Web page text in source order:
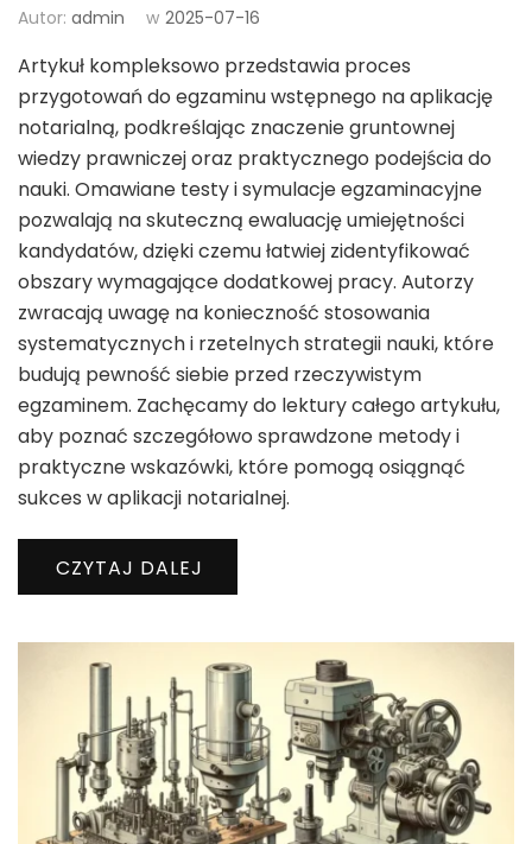
Autor: admin w 2025-07-16
Artykuł kompleksowo przedstawia proces
przygotowań do egzaminu wstępnego na aplikację
notarialną, podkreślając znaczenie gruntownej
wiedzy prawniczej oraz praktycznego podejścia do
nauki. Omawiane testy i symulacje egzaminacyjne
pozwalają na skuteczną ewaluację umiejętności
kandydatów, dzięki czemu łatwiej zidentyfikować
obszary wymagające dodatkowej pracy. Autorzy
zwracają uwagę na konieczność stosowania
systematycznych i rzetelnych strategii nauki, które
budują pewność siebie przed rzeczywistym
egzaminem. Zachęcamy do lektury całego artykułu,
aby poznać szczegółowo sprawdzone metody i
praktyczne wskazówki, które pomogą osiągnąć
sukces w aplikacji notarialnej.
CZYTAJ DALEJ